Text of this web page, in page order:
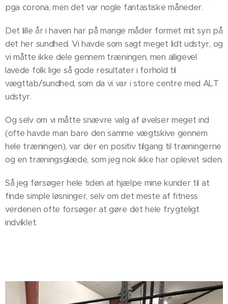
pga corona, men det var nogle fantastiske måneder.
Det lille år i haven har på mange måder formet mit syn på
det her sundhed. Vi havde som sagt meget lidt udstyr, og
vi måtte ikke dele gennem træningen, men alligevel
lavede folk lige så gode resultater i forhold til
vægttab/sundhed, som da vi var i store centre med ALT
udstyr.
Og selv om vi måtte snævre valg af øvelser meget ind
(ofte havde man bare den samme vægtskive gennem
hele træningen), var der en positiv tilgang til træningerne
og en træningsglæde, som jeg nok ikke har oplevet siden.
Så jeg førsøger hele tiden at hjælpe mine kunder til at
finde simple løsninger, selv om det meste af fitness
verdenen ofte forsøger at gøre det hele frygteligt
indviklet.